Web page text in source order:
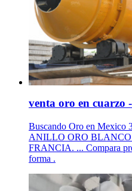
venta oro en cuarzo
Buscando Oro en Mexico
ANILLO ORO
FRANCIA. ... Compara
forma .